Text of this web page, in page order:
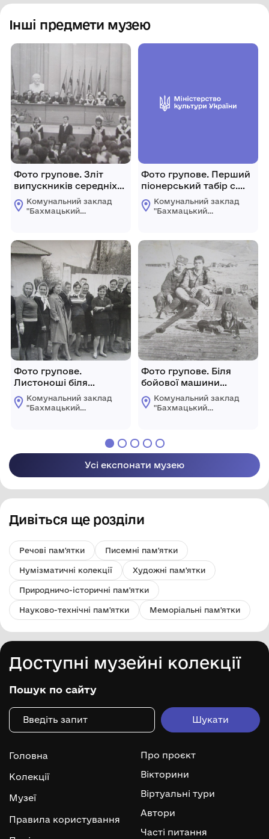
Інші предмети музею
Фото групове. Зліт
випускників середніх
шкіл Бахмаччини.
Комунальний заклад
"Бахмацький
Гнатовича
Яременка"
Бахмацької міської
ради
Фото групове.
Листоноші біля
райвідділу поштового
зв'язку.
Комунальний заклад
"Бахмацький
Бахмацької міської
Фото групове. Перший
піонерський табір с.
Тиниця 1934 рік.
Комунальний заклад
"Бахмацький
Гнатовича
Яременка"
Бахмацької міської
ради
Фото групове. Біля
бойової машини
БМП-2.
Комунальний заклад
"Бахмацький
Яременка"
Бахмацької міської
ради
Усі експонати музею
Дивіться ще розділи
Речові пам'ятки Писемні пам'ятки
Нумізматичні колекції Художні пам'ятки
Природничо-історичні пам'ятки
Науково-технічні пам'ятки Меморіальні пам'ятки
Доступні музейні колекції
Пошук по сайту
Головна
Колекції
Музеї
Правила користування
Про проєкт
Вікторини
Віртуальні тури
Автори
Часті питання